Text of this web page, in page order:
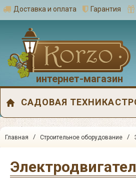
Доставка и оплата Гарантия
интернет-магазин
САДОВАЯ ТЕХНИКА
Главная / Строительное оборудование /